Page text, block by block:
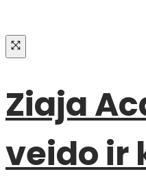
Ziaja
veido ir